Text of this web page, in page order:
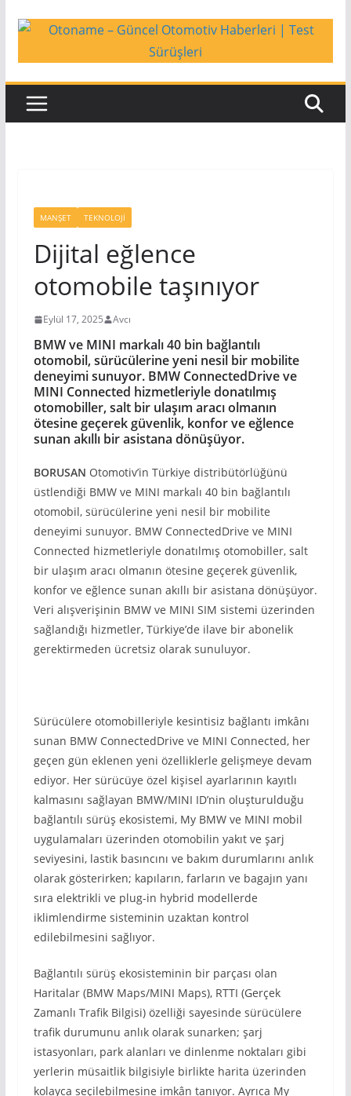
MANŞET TEKNOLOJI
Dijital eğlence
otomobile taşınıyor
Eylül 17, 2025 Avcı
BMW ve MINI markalı 40 bin bağlantılı
otomobil, sürücülerine yeni nesil bir mobilite
deneyimi sunuyor. BMW ConnectedDrive ve
MINI Connected hizmetleriyle donatılmış
otomobiller, salt bir ulaşım aracı olmanın
ötesine geçerek güvenlik, konfor ve eğlence
sunan akıllı bir asistana dönüşüyor.
BORUSAN Otomotiv’in Türkiye distribütörlüğünü
üstlendiği BMW ve MINI markalı 40 bin bağlantılı
otomobil, sürücülerine yeni nesil bir mobilite
deneyimi sunuyor. BMW ConnectedDrive ve MINI
Connected hizmetleriyle donatılmış otomobiller, salt
bir ulaşım aracı olmanın ötesine geçerek güvenlik,
konfor ve eğlence sunan akıllı bir asistana dönüşüyor.
Veri alışverişinin BMW ve MINI SIM sistemi üzerinden
sağlandığı hizmetler, Türkiye’de ilave bir abonelik
gerektirmeden ücretsiz olarak sunuluyor.
Sürücülere otomobilleriyle kesintisiz bağlantı imkânı
sunan BMW ConnectedDrive ve MINI Connected, her
geçen gün eklenen yeni özelliklerle gelişmeye devam
ediyor. Her sürücüye özel kişisel ayarlarının kayıtlı
kalmasını sağlayan BMW/MINI ID’nin oluşturulduğu
bağlantılı sürüş ekosistemi, My BMW ve MINI mobil
uygulamaları üzerinden otomobilin yakıt ve şarj
seviyesini, lastik basıncını ve bakım durumlarını anlık
olarak gösterirken; kapıların, farların ve bagajın yanı
sıra elektrikli ve plug-in hybrid modellerde
iklimlendirme sisteminin uzaktan kontrol
edilebilmesini sağlıyor.
Bağlantılı sürüş ekosisteminin bir parçası olan
Haritalar (BMW Maps/MINI Maps), RTTI (Gerçek
Zamanlı Trafik Bilgisi) özelliği sayesinde sürücülere
trafik durumunu anlık olarak sunarken; şarj
istasyonları, park alanları ve dinlenme noktaları gibi
yerlerin müsaitlik bilgisiyle birlikte harita üzerinden
kolayca seçilebilmesine imkân tanıyor. Ayrıca My